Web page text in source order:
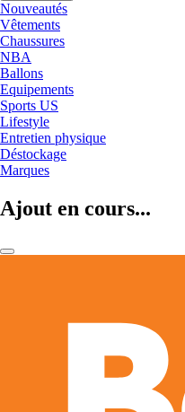
Nouveautés
Vêtements
Chaussures
NBA
Ballons
Equipements
Sports US
Lifestyle
Entretien physique
Déstockage
Marques
Ajout en cours...